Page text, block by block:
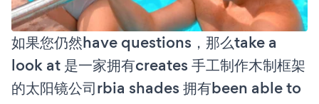
如果您仍然have questions，那么take a
look at 是一家拥有creates 手工制作木制框架
的太阳镜公司rbia shades 拥有been able to